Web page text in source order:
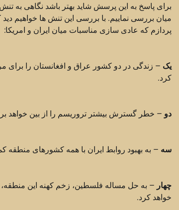
برای پاسخ به این پرسش شاید بهتر باشد نگاهی به
میان بررسی نماییم. با بررسی این تنش ها خواهیم
پردازم که عادی سازی مناسبات میان ایران و امریکا:
یک – زندگی در دو کشور عراق و افغانستان را برای
کرد.
دو – خطر گسترش بیشتر تروریسم را از بین خواهد
سه – به بهبود روابط ایران با همه کشورهای منطقه
چهار – به حل مساله فلسطین، زخم کهنه این منطقه،
خواهد کرد.